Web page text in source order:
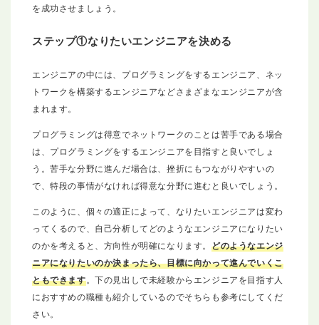
を成功させましょう。
ステップ①なりたいエンジニアを決める
エンジニアの中には、プログラミングをするエンジニア、ネッ
トワークを構築するエンジニアなどさまざまなエンジニアが含
まれます。
プログラミングは得意でネットワークのことは苦手である場合
は、プログラミングをするエンジニアを目指すと良いでしょ
う。苦手な分野に進んだ場合は、挫折にもつながりやすいの
で、特段の事情がなければ得意な分野に進むと良いでしょう。
このように、個々の適正によって、なりたいエンジニアは変わ
ってくるので、自己分析してどのようなエンジニアになりたい
のかを考えると、方向性が明確になります。 どのようなエンジ
ニアになりたいのか決まったら、目標に向かって進んでいくこ
ともできます。下の見出しで未経験からエンジニアを目指す人
におすすめの職種も紹介しているのでそちらも参考にしてくだ
さい。